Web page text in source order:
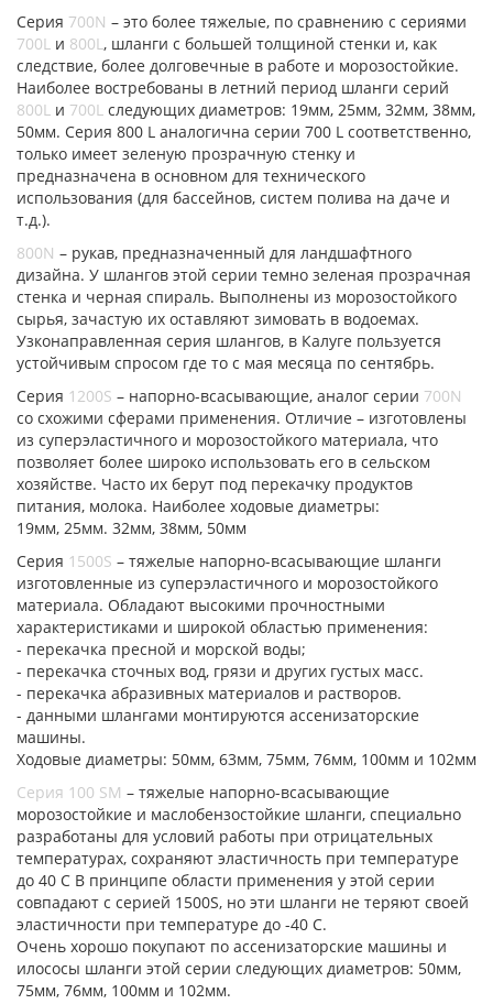
Серия 700N – это более тяжелые, по сравнению с сериями
700L и 800L, шланги с большей толщиной стенки и, как
следствие, более долговечные в работе и морозостойкие.
Наиболее востребованы в летний период шланги серий
800L и 700L следующих диаметров: 19мм, 25мм, 32мм, 38мм,
50мм. Серия 800 L аналогична серии 700 L соответственно,
только имеет зеленую прозрачную стенку и
предназначена в основном для технического
использования (для бассейнов, систем полива на даче и
т.д.).
800N – рукав, предназначенный для ландшафтного
дизайна. У шлангов этой серии темно зеленая прозрачная
стенка и черная спираль. Выполнены из морозостойкого
сырья, зачастую их оставляют зимовать в водоемах.
Узконаправленная серия шлангов, в Калуге пользуется
устойчивым спросом где то с мая месяца по сентябрь.
Серия 1200S – напорно-всасывающие, аналог серии 700N
со схожими сферами применения. Отличие – изготовлены
из суперэластичного и морозостойкого материала, что
позволяет более широко использовать его в сельском
хозяйстве. Часто их берут под перекачку продуктов
питания, молока. Наиболее ходовые диаметры:
19мм, 25мм. 32мм, 38мм, 50мм
Серия 1500S – тяжелые напорно-всасывающие шланги
изготовленные из суперэластичного и морозостойкого
материала. Обладают высокими прочностными
характеристиками и широкой областью применения:
- перекачка пресной и морской воды;
- перекачка сточных вод, грязи и других густых масс.
- перекачка абразивных материалов и растворов.
- данными шлангами монтируются ассенизаторские
машины.
Ходовые диаметры: 50мм, 63мм, 75мм, 76мм, 100мм и 102мм
Серия 100 SM – тяжелые напорно-всасывающие
морозостойкие и маслобензостойкие шланги, специально
разработаны для условий работы при отрицательных
температурах, сохраняют эластичность при температуре
до 40 С В принципе области применения у этой серии
совпадают с серией 1500S, но эти шланги не теряют своей
эластичности при температуре до -40 С.
Очень хорошо покупают по ассенизаторские машины и
илососы шланги этой серии следующих диаметров: 50мм,
75мм, 76мм, 100мм и 102мм.